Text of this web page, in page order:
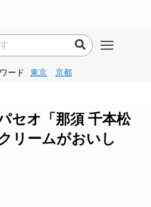
ード 東京 京都
セオ「那須 千本松
リームがおいし